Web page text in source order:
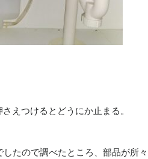
えつけるとどうにか止まる。
たので調べたところ、部品が所々